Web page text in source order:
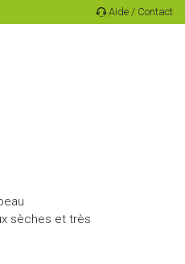
Aide / Contact
sèches et très